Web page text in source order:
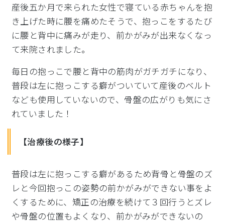
産後五か月で来られた女性で寝ている赤ちゃんを抱
き上げた時に腰を痛めたそうで、抱っこをするたび
に腰と背中に痛みが走り、前かがみが出来なくなっ
て来院されました。
毎日の抱っこで腰と背中の筋肉がガチガチになり、
普段は左に抱っこする癖がついていて産後のベルト
なども使用していないので、骨盤の広がりも気にさ
れていました！
【治療後の様子】
普段は左に抱っこする癖があるため背骨と骨盤のズ
レと今回抱っこの姿勢の前かがみができない事をよ
くするために、矯正の治療を続けて３回行うとズレ
や骨盤の位置もよくなり、前かがみができないの